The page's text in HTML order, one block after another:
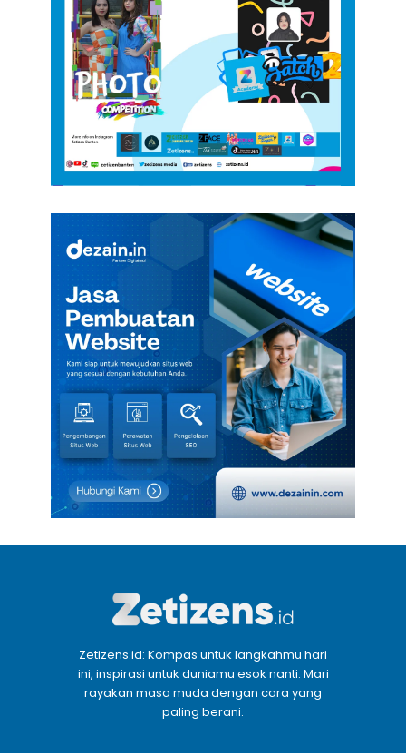
Zetizens.id: Kompas untuk langkahmu hari
ini, inspirasi untuk duniamu esok nanti. Mari
rayakan masa muda dengan cara yang
paling berani.